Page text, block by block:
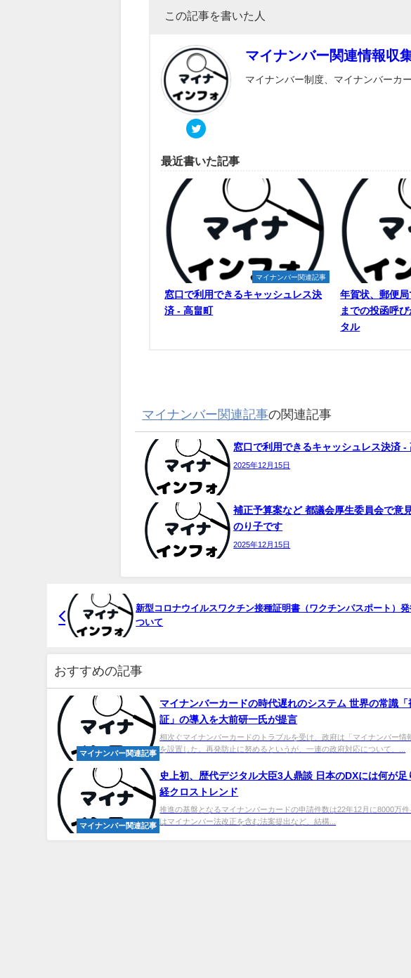
この記事を書いた人
マイナンバー関連情報収
マイナンバー制度、マイナンバーカ
最近書いた記事
マイナンバー関連記事
窓口で利用できるキャッシュレス決
済 - 高畠町
年賀状、郵便
までの投函呼
タル
マイナンバー関連記事の関連記事
窓口で利用できるキャッシュレス決済 -
2025年12月15日
補正予算案など 都議会厚生委員会で意
のり子です
2025年12月15日
新型コロナウイルスワクチン接種証明書（ワクチンパスポート）
ついて
おすすめの記事
マイナンバー関連記事
マイナンバーカードの時代遅れのシステム 世界の常識「
証」の導入を大前研一氏が提言
相次ぐマイナンバーカードのトラブルを受け、政府は「マイナンバー情
を設置した。再発防止に努めるというが、一連の政府対応について、...
マイナンバー関連記事
史上初、歴代デジタル大臣3人鼎談 日本のDXには何が足
経クロストレンド
推進の基盤となるマイナンバーカードの申請件数は22年12月に8000万
はマイナンバー法改正を含む法案提出など、結構...